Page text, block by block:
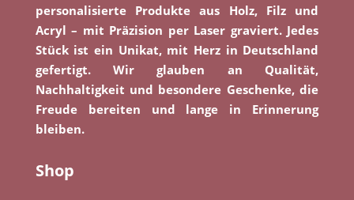
personalisierte Produkte aus Holz, Filz und
Acryl – mit Präzision per Laser graviert. Jedes
Stück ist ein Unikat, mit Herz in Deutschland
gefertigt. Wir glauben an Qualität,
Nachhaltigkeit und besondere Geschenke, die
Freude bereiten und lange in Erinnerung
bleiben.
Shop